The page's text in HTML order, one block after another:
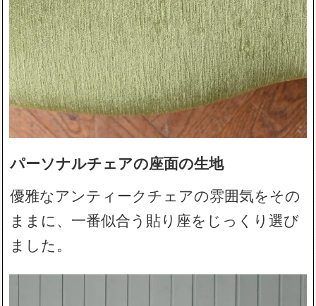
パーソナルチェアの座面の生地
優雅なアンティークチェアの雰囲気をその
ままに、一番似合う貼り座をじっくり選び
ました。